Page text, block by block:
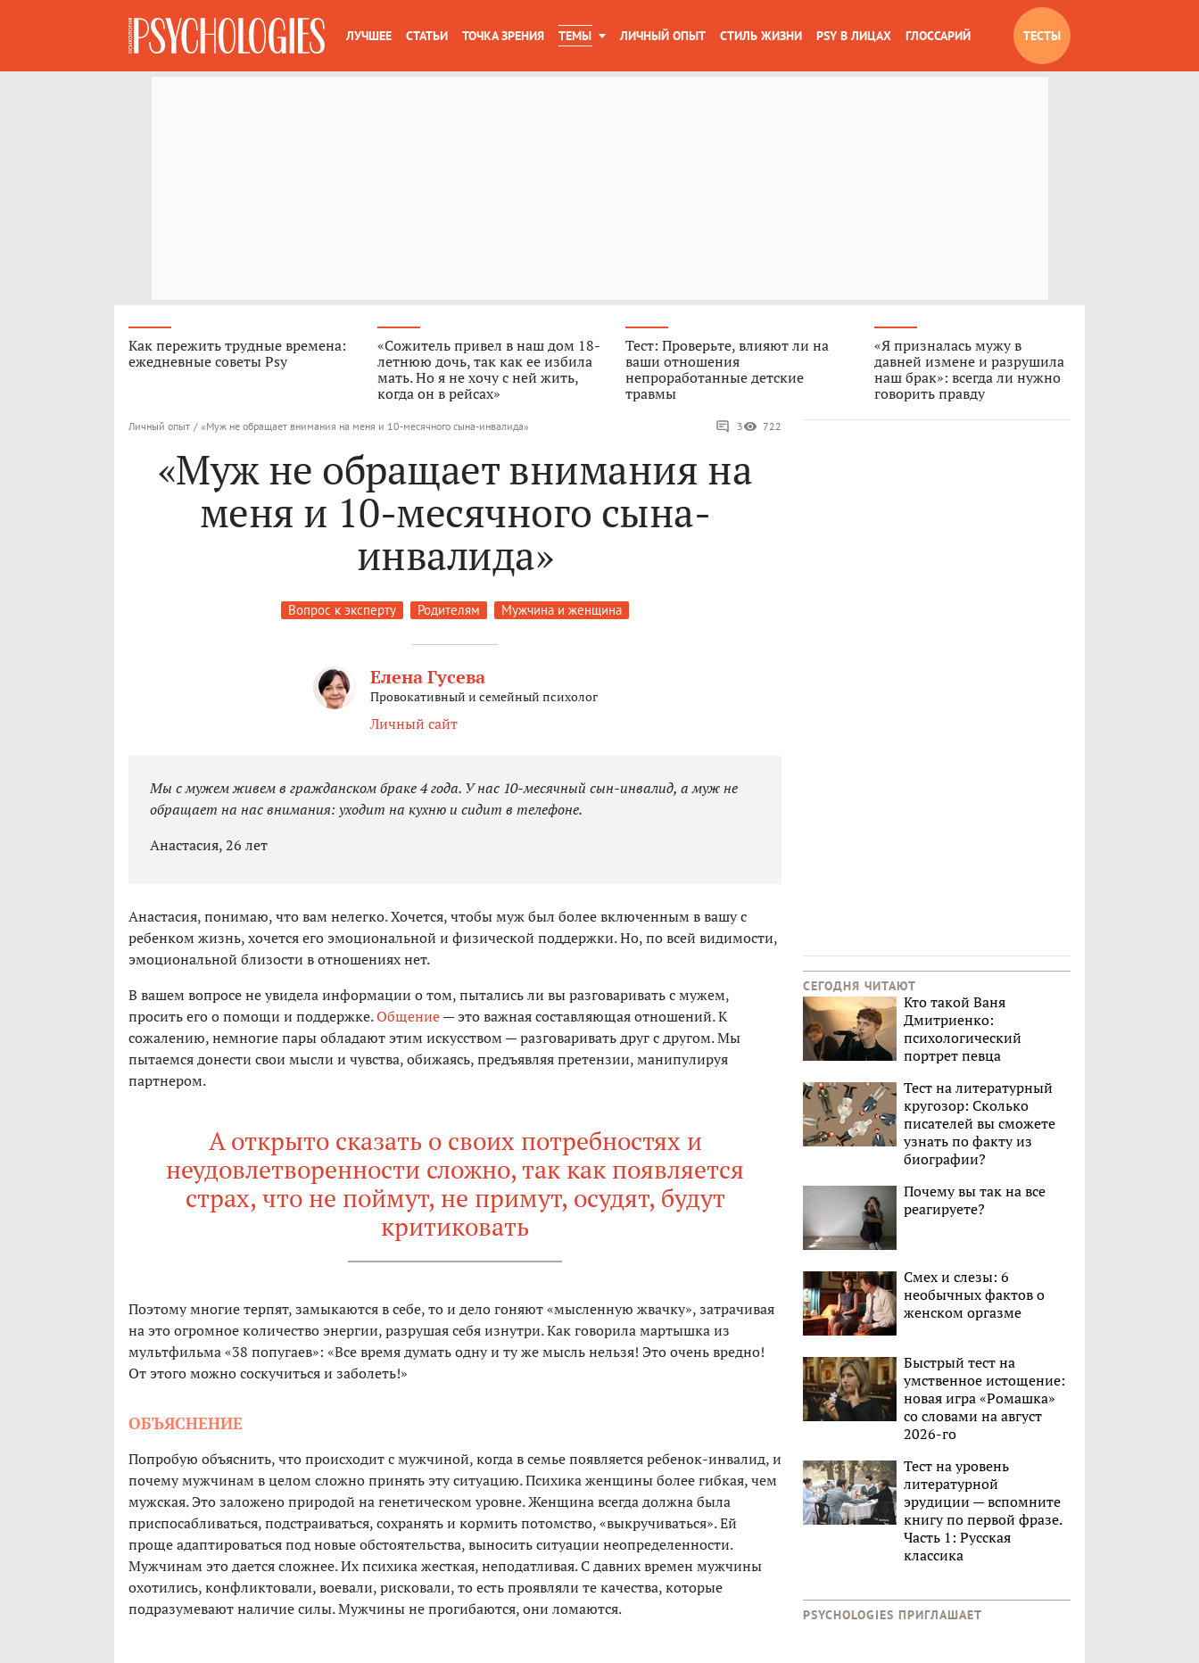
ЛУЧШЕЕ СТАТЬИ ТОЧКА ЗРЕНИЯ ТЕМЫ ЛИЧНЫЙ ОПЫТ СТИЛЬ ЖИЗНИ PSY В ЛИЦАХ ГЛОССАРИЙ ТЕСТЫ
Как пережить трудные времена:
ежедневные советы Psy
«Сожитель привел в наш дом 18-
летнюю дочь, так как ее избила
мать. Но я не хочу с ней жить,
когда он в рейсах»
Тест: Проверьте, влияют ли на
ваши отношения
непроработанные детские
травмы
«Я призналась мужу в
давней измене и разрушила
наш брак»: всегда ли нужно
говорить правду
Личный опыт / «Муж не обращает внимания на меня и 10-месячного сына-инвалида» 3 722
«Муж не обращает внимания на
меня и 10-месячного сына-
инвалида»
Вопрос к эксперту Родителям Мужчина и женщина
Елена Гусева
Провокативный и семейный психолог
Личный сайт
Мы с мужем живем в гражданском браке 4 года. У нас 10-месячный сын-инвалид, а муж не
обращает на нас внимания: уходит на кухню и сидит в телефоне.
Анастасия, 26 лет
Анастасия, понимаю, что вам нелегко. Хочется, чтобы муж был более включенным в вашу с
ребенком жизнь, хочется его эмоциональной и физической поддержки. Но, по всей видимости,
эмоциональной близости в отношениях нет.
В вашем вопросе не увидела информации о том, пытались ли вы разговаривать с мужем,
просить его о помощи и поддержке.Общение— это важная составляющая отношений. К
сожалению, немногие пары обладают этим искусством — разговаривать друг с другом. Мы
пытаемся донести свои мысли и чувства, обижаясь, предъявляя претензии, манипулируя
партнером.
А открыто сказать о своих потребностях и
неудовлетворенности сложно, так как появляется
страх, что не поймут, не примут, осудят, будут
критиковать
Поэтому многие терпят, замыкаются в себе, то и дело гоняют «мысленную жвачку», затрачивая
на это огромное количество энергии, разрушая себя изнутри. Как говорила мартышка из
мультфильма «38 попугаев»: «Все время думать одну и ту же мысль нельзя! Это очень вредно!
От этого можно соскучиться и заболеть!»
ОБЪЯСНЕНИЕ
Попробую объяснить, что происходит с мужчиной, когда в семье появляется ребенок-инвалид, и
почему мужчинам в целом сложно принять эту ситуацию. Психика женщины более гибкая, чем
мужская. Это заложено природой на генетическом уровне. Женщина всегда должна была
приспосабливаться, подстраиваться, сохранять и кормить потомство, «выкручиваться». Ей
проще адаптироваться под новые обстоятельства, выносить ситуации неопределенности.
Мужчинам это дается сложнее. Их психика жесткая, неподатливая. С давних времен мужчины
охотились, конфликтовали, воевали, рисковали, то есть проявляли те качества, которые
подразумевают наличие силы. Мужчины не прогибаются, они ломаются.
СЕГОДНЯ ЧИТАЮТ
Кто такой Ваня
Дмитриенко:
психологический
портрет певца
Тест на литературный
кругозор: Сколько
писателей вы сможете
узнать по факту из
биографии?
Почему вы так на все
реагируете?
Смех и слезы: 6
необычных фактов о
женском оргазме
Быстрый тест на
умственное истощение:
новая игра «Ромашка»
со словами на август
2026-го
Тест на уровень
литературной
эрудиции — вспомните
книгу по первой фразе.
Часть 1: Русская
классика
PSYCHOLOGIES ПРИГЛАШАЕТ